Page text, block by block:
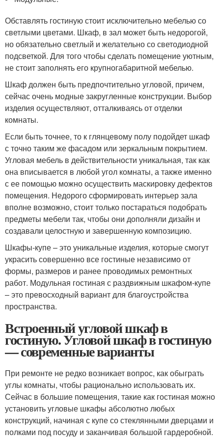
Обставлять гостиную стоит исключительно мебелью со
светлыми цветами. Шкаф, в зал может быть недорогой,
но обязательно светлый и желательно со светодиодной
подсветкой. Для того чтобы сделать помещение уютным,
не стоит заполнять его крупногабаритной мебелью.
Шкаф должен быть предпочтительно угловой, причем,
сейчас очень модные закругленные конструкции. Выбор
изделия осуществляют, отталкиваясь от отделки
комнаты.
Если быть точнее, то к глянцевому полу подойдет шкаф
с точно таким же фасадом или зеркальным покрытием.
Угловая мебель в действительности уникальная, так как
она вписывается в любой угол комнаты, а также именно
с ее помощью можно осуществить маскировку дефектов
помещения. Недорого сформировать интерьер зала
вполне возможно, стоит только постараться подобрать
предметы мебели так, чтобы они дополняли дизайн и
создавали целостную и завершенную композицию.
Шкафы-купе – это уникальные изделия, которые смогут
украсить совершенно все гостиные независимо от
формы, размеров и ранее проводимых ремонтных
работ. Модульная гостиная с раздвижным шкафом-купе
– это превосходный вариант для благоустройства
пространства.
Встроенный угловой шкаф в
гостиную. Угловой шкаф в гостиную
— современные варианты
При ремонте не редко возникает вопрос, как обыграть
углы комнаты, чтобы рационально использовать их.
Сейчас в большие помещения, такие как гостиная можно
установить угловые шкафы абсолютно любых
конструкций, начиная с купе со стеклянными дверцами и
полками под посуду и заканчивая большой гардеробной.